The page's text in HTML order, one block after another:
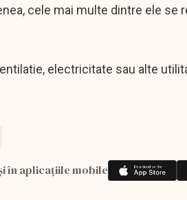
cele mai multe dintre ele se
electricitate sau alte
în aplicațiile mobile